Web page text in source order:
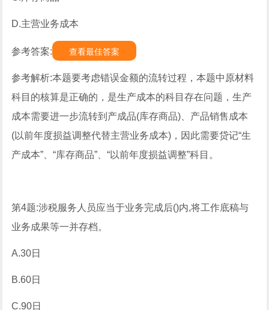
D.主营业务成本
参考答案: 查看最佳答案
参考解析:本题要考虑错误金额的流转过程，本题中原材料
科目的核算是正确的，是生产成本的科目存在问题，生产
成本需要进一步流转到产成品(库存商品)、产品销售成本
(以前年度损益调整代替主营业务成本)，因此需要贷记“生
产成本”、“库存商品”、“以前年度损益调整”科目。
第4题:涉税服务人员应当于业务完成后()内,将工作底稿与
业务成果等一并存档。
A.30日
B.60日
C.90日